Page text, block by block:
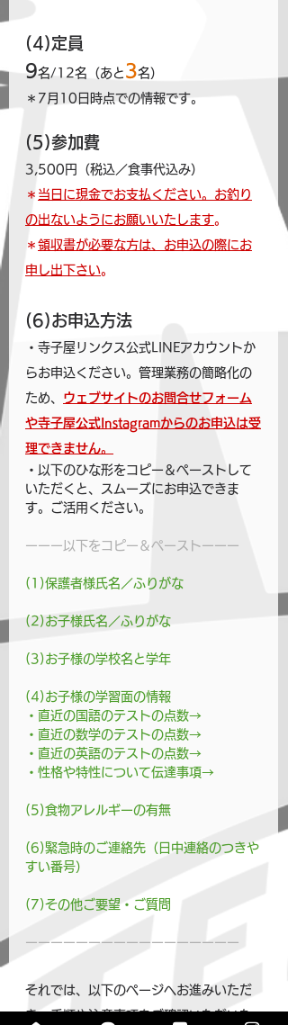
(4)定員
9名/12名（あと 3名）
＊7月10日時点での情報です。
(5)参加費
3,500円（税込／食事代込み）
＊ 当日に現金でお支払ください。お釣り
の出ないようにお願いいたします。
＊ 領収書が必要な方は、お申込の際にお
申し出下さい。
(6)お申込方法
・寺子屋リンクス公式LINEアカウントか
らお申込ください。管理業務の簡略化の
ため、 ウェブサイトのお問合せフォーム
や寺子屋公式Instagramからのお申込は受
理できません。
・以下のひな形をコピー＆ペーストして
いただくと、スムーズにお申込できま
す。ご活用ください。
ーーー以下をコピー＆ペーストーーー
(1)保護者様氏名／ふりがな
(2)お子様氏名／ふりがな
(3)お子様の学校名と学年
(4)お子様の学習面の情報
・直近の国語のテストの点数→
・直近の数学のテストの点数→
・直近の英語のテストの点数→
・性格や特性について伝達事項→
(5)食物アレルギーの有無
(6)緊急時のご連絡先（日中連絡のつきや
すい番号）
(7)その他ご要望・ご質問
ーーーーーーーーーーーーーーーーー
それでは、以下のページへお進みいただ
き、手順や注意事項をご確認いただいた